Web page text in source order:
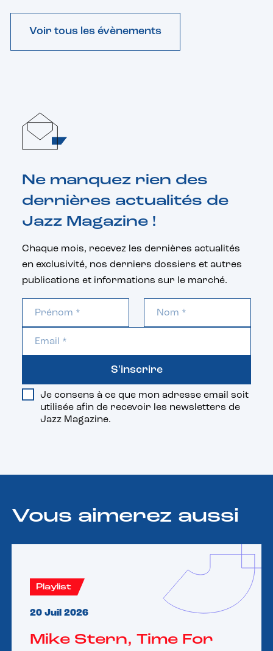
Voir tous les évènements
Ne manquez rien des
dernières actualités de
Jazz Magazine !
Chaque mois, recevez les dernières actualités
en exclusivité, nos derniers dossiers et autres
publications et informations sur le marché.
Je consens à ce que mon adresse email soit
utilisée afin de recevoir les newsletters de
Jazz Magazine.
S'inscrire
Vous aimerez aussi
Playlist
20 Juil 2026
Mike Stern, Time For